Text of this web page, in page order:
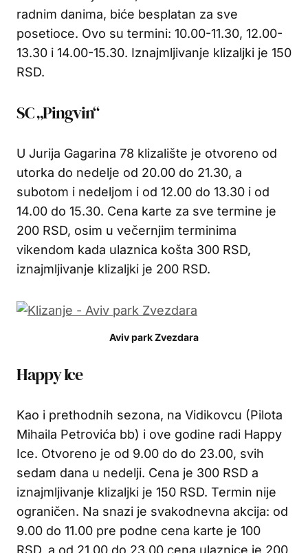
radnim danima, biće besplatan za sve
posetioce. Ovo su termini: 10.00-11.30, 12.00-
13.30 i 14.00-15.30. Iznajmljivanje klizaljki je 150
RSD.
SC „Pingvin“
U Jurija Gagarina 78 klizalište je otvoreno od
utorka do nedelje od 20.00 do 21.30, a
subotom i nedeljom i od 12.00 do 13.30 i od
14.00 do 15.30. Cena karte za sve termine je
200 RSD, osim u večernjim terminima
vikendom kada ulaznica košta 300 RSD,
iznajmljivanje klizaljki je 200 RSD.
Aviv park Zvezdara
Happy Ice
Kao i prethodnih sezona, na Vidikovcu (Pilota
Mihaila Petrovića bb) i ove godine radi Happy
Ice. Otvoreno je od 9.00 do do 23.00, svih
sedam dana u nedelji. Cena je 300 RSD a
iznajmljivanje klizaljki je 150 RSD. Termin nije
ograničen. Na snazi je svakodnevna akcija: od
9.00 do 11.00 pre podne cena karte je 100
RSD, a od 21.00 do 23.00 cena ulaznice je 200